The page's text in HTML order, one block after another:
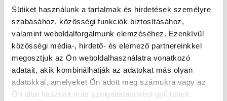
Sütiket használunk a tartalmak és hirdetések személyre
szabásához, közösségi funkciók biztosításához,
valamint weboldalforgalmunk elemzéséhez. Ezenkívül
közösségi média-, hirdető- és elemező partnereinkkel
megosztjuk az Ön weboldalhasználatra vonatkozó
adatait, akik kombinálhatják az adatokat más olyan
adatokkal, amelyeket Ön adott meg számukra vagy az
Ön által használt más szolgáltatásokból gyűjtöttek.
Főoldal Klinikák
Addiktológus, Budapest, VII. kerület